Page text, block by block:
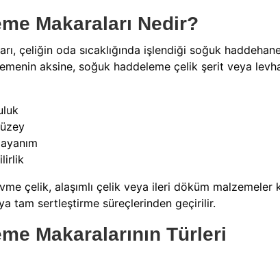
Makaraları Nedir?
çeliğin oda sıcaklığında işlendiği soğuk
aksine, soğuk haddeleme çelik şerit veya
çelik, alaşımlı çelik veya ileri döküm malzemeler
tam sertleştirme süreçlerinden geçirilir.
Makaralarının Türleri